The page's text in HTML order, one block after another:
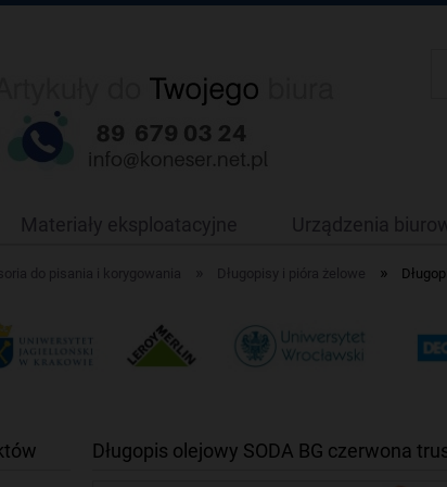
Materiały eksploatacyjne Urządzenia
do pisania i korygowania Długopisy i pióra żelowe »
Długopis olejowy SODA BG czerwona